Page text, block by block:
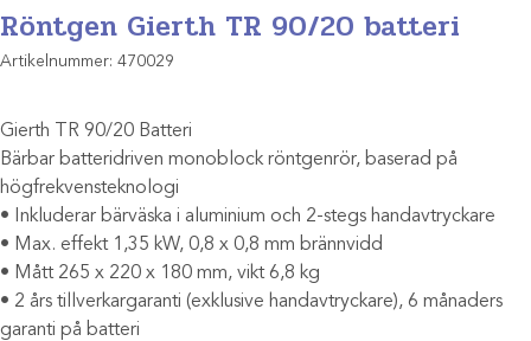
Röntgen Gierth TR 90/20 batteri
Artikelnummer: 470029
Gierth TR 90/20 Batteri
Bärbar batteridriven monoblock röntgenrör, baserad på
högfrekvensteknologi
• Inkluderar bärväska i aluminium och 2-stegs handavtryckare
• Max. effekt 1,35 kW, 0,8 x 0,8 mm brännvidd
• Mått 265 x 220 x 180 mm, vikt 6,8 kg
• 2 års tillverkargaranti (exklusive handavtryckare), 6 månaders
garanti på batteri